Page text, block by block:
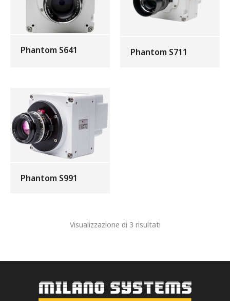
Phantom S641 Phantom S711
Phantom S991
Visualizzazione di 3 risultati